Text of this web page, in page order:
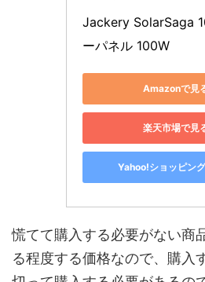
Jackery SolarSaga
ーパネル 100W
Amazonで見
楽天市場で見
Yahoo!ショッピン
慌てて購入する必要がない商
る程度する価格なので、購入